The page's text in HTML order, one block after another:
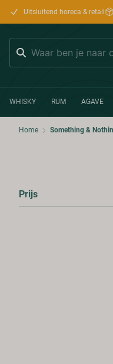
Uitsluitend horeca & retail
WHISKY RUM AGAVE
Home Something &
Prijs